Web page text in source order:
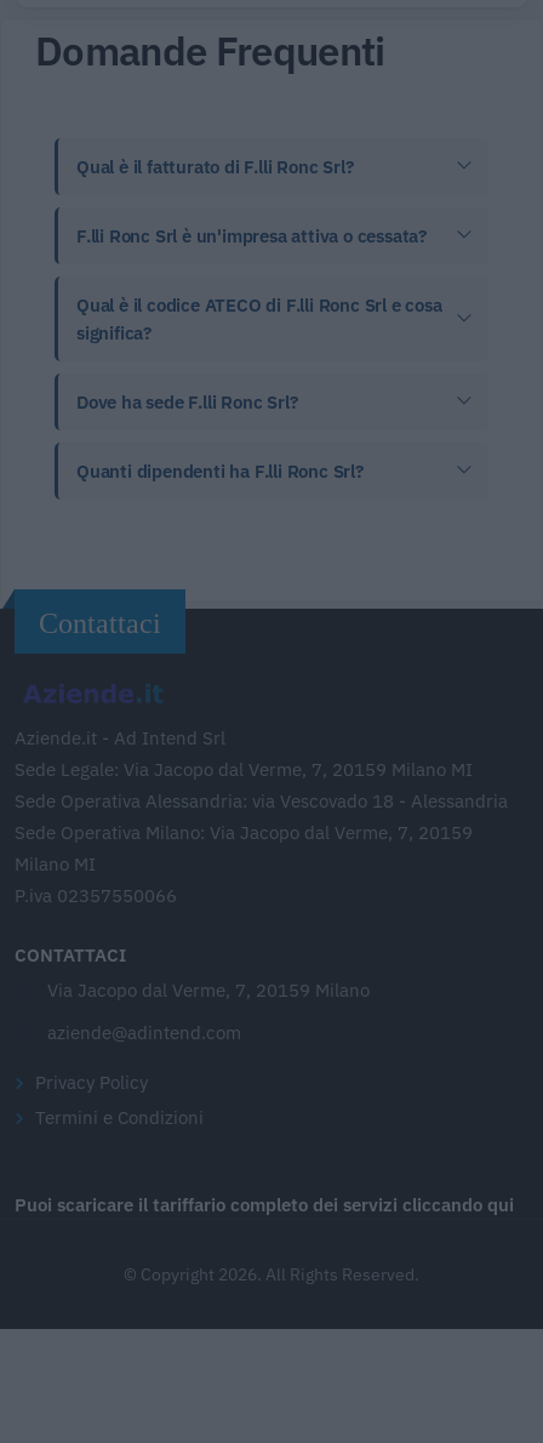
Domande Frequenti
Qual è il fatturato di F.lli Ronc Srl?
F.lli Ronc Srl è un'impresa attiva o cessata?
Qual è il codice ATECO di F.lli Ronc Srl e cosa
significa?
Dove ha sede F.lli Ronc Srl?
Quanti dipendenti ha F.lli Ronc Srl?
Contattaci
Aziende.it - Ad Intend Srl
Sede Legale: Via Jacopo dal Verme, 7, 20159 Milano MI
Sede Operativa Alessandria: via Vescovado 18 - Alessandria
Sede Operativa Milano: Via Jacopo dal Verme, 7, 20159
Milano MI
P.iva 02357550066
CONTATTACI
Via Jacopo dal Verme, 7, 20159 Milano
aziende@adintend.com
Privacy Policy
Termini e Condizioni
Puoi scaricare il tariffario completo dei servizi cliccando qui
© Copyright 2026. All Rights Reserved.